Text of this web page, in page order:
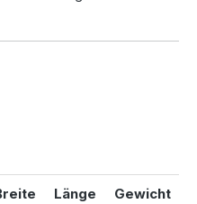
Fittingen runden das
Länge Gewicht